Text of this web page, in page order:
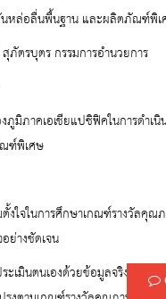
หล่อลื่นพื้นฐาน และผลิตภัณฑ์พิ
ตรบุตร กรรมการอำนวยการ
มิภาคเอเชียแปซิฟิคในการดำเนิ
ฑ์พิเศษ
งใจในการศึกษาเกณฑ์รางวัลคุณ
อย่างชัดเจน
ะเมินตนเองด้วยข้อมูลจริง และมุ่